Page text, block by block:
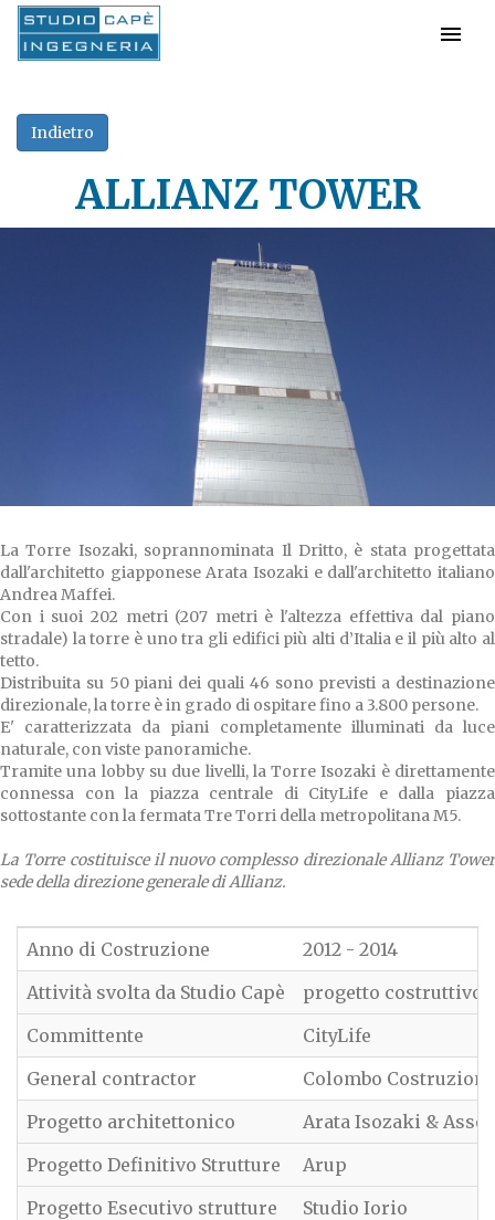
ALLIANZ TOWER
La Torre Isozaki, soprannominata Il Dritto, è stata progettata
dall'architetto giapponese Arata Isozaki e dall'architetto italiano
Andrea Maffei.
Con i suoi 202 metri (207 metri è l'altezza effettiva dal piano
stradale) la torre è uno tra gli edifici più alti d’Italia e il più alto al
tetto.
Distribuita su 50 piani dei quali 46 sono previsti a destinazione
direzionale, la torre è in grado di ospitare fino a 3.800 persone.
E' caratterizzata da piani completamente illuminati da luce
naturale, con viste panoramiche.
Tramite una lobby su due livelli, la Torre Isozaki è direttamente
connessa con la piazza centrale di CityLife e dalla piazza
sottostante con la fermata Tre Torri della metropolitana M5.
La Torre costituisce il nuovo complesso direzionale Allianz Tower
sede della direzione generale di Allianz.
Anno di Costruzione
2012 - 2014
Attività svolta da Studio Capè
progetto costruttivo
Committente
CityLife
General contractor
Colombo Costruzioni
Progetto architettonico
Arata Isozaki &
Progetto Definitivo Strutture
Arup
Progetto Esecutivo strutture
Studio Iorio